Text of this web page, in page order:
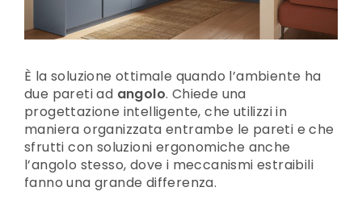
È la soluzione ottimale quando l’ambiente ha
due pareti ad angolo. Chiede una
progettazione intelligente, che utilizzi in
maniera organizzata entrambe le pareti e che
sfrutti con soluzioni ergonomiche anche
l’angolo stesso, dove i meccanismi estraibili
fanno una grande differenza.